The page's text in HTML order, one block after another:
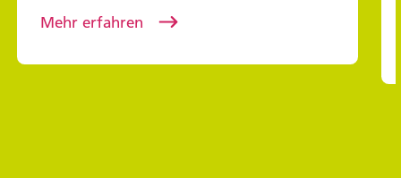
Mehr erfahren